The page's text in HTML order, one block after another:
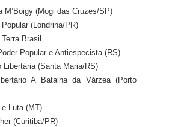
M’Boigy (Mogi das Cruzes/SP)
(Londrina/PR)
Brasil
Popular e Antiespecista (RS)
Libertária (Santa Maria/RS)
A Batalha da Várzea (Porto
Luta (MT)
(Curitiba/PR)